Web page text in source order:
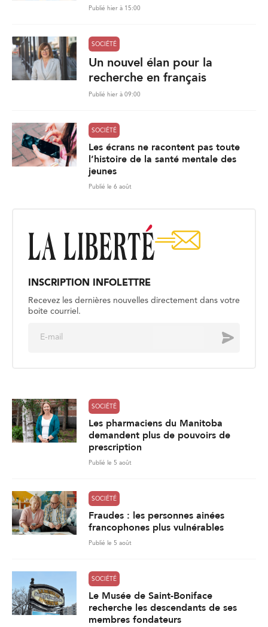
Publié hier à 15:00
SOCIÉTÉ
Un nouvel élan pour la
recherche en français
Publié hier à 09:00
SOCIÉTÉ
Les écrans ne racontent pas toute
l’histoire de la santé mentale des
jeunes
Publié le 6 août
INSCRIPTION INFOLETTRE
Recevez les dernières nouvelles directement dans votre
boite courriel.
Envoyer
SOCIÉTÉ
Les pharmaciens du Manitoba
demandent plus de pouvoirs de
prescription
Publié le 5 août
SOCIÉTÉ
Fraudes : les personnes ainées
francophones plus vulnérables
Publié le 5 août
SOCIÉTÉ
Le Musée de Saint-Boniface
recherche les descendants de ses
membres fondateurs